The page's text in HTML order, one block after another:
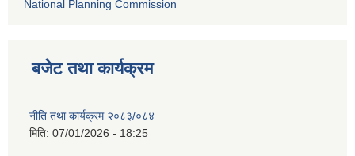
National Planning Commission
बजेट तथा कार्यक्रम
नीति तथा कार्यक्रम २०८३/०८४
मिति: 07/01/2026 - 18:25